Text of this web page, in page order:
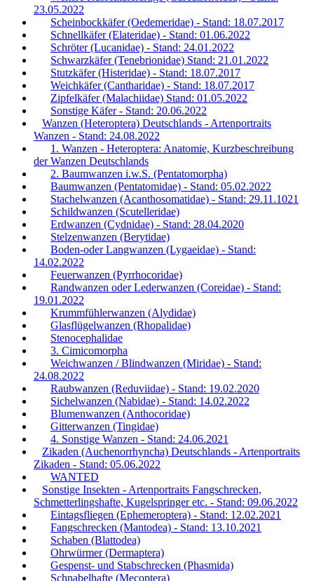
23.05.2022
Scheinbockkäfer (Oedemeridae) - Stand: 18.07.2017
Schnellkäfer (Elateridae) - Stand: 01.06.2022
Schröter (Lucanidae) - Stand: 24.01.2022
Schwarzkäfer (Tenebrionidae) Stand: 21.01.2022
Stutzkäfer (Histeridae) - Stand: 18.07.2017
Weichkäfer (Cantharidae) - Stand: 18.07.2017
Zipfelkäfer (Malachiidae) Stand: 01.05.2022
Sonstige Käfer - Stand: 20.06.2022
Wanzen (Heteroptera) Deutschlands - Artenportraits
Wanzen - Stand: 24.08.2022
1. Wanzen - Heteroptera: Anatomie, Kurzbeschreibung
der Wanzen Deutschlands
2. Baumwanzen i.w.S. (Pentatomorpha)
Baumwanzen (Pentatomidae) - Stand: 05.02.2022
Stachelwanzen (Acanthosomatidae) - Stand: 29.11.1021
Schildwanzen (Scutelleridae)
Erdwanzen (Cydnidae) - Stand: 28.04.2020
Stelzenwanzen (Berytidae)
Boden-oder Langwanzen (Lygaeidae) - Stand:
14.02.2022
Feuerwanzen (Pyrrhocoridae)
Randwanzen oder Lederwanzen (Coreidae) - Stand:
19.01.2022
Krummfühlerwanzen (Alydidae)
Glasflügelwanzen (Rhopalidae)
Stenocephalidae
3. Cimicomorpha
Weichwanzen / Blindwanzen (Miridae) - Stand:
24.08.2022
Raubwanzen (Reduviidae) - Stand: 19.02.2020
Sichelwanzen (Nabidae) - Stand: 14.02.2022
Blumenwanzen (Anthocoridae)
Gitterwanzen (Tingidae)
4. Sonstige Wanzen - Stand: 24.06.2021
Zikaden (Auchenorrhyncha) Deutschlands - Artenportraits
Zikaden - Stand: 05.06.2022
WANTED
Sonstige Insekten - Artenportraits Fangschrecken,
Schmetterlingshafte, Kugelspringer etc. - Stand: 09.06.2022
Eintagsfliegen (Ephemeroptera) - Stand: 12.02.2021
Fangschrecken (Mantodea) - Stand: 13.10.2021
Schaben (Blattodea)
Ohrwürmer (Dermaptera)
Gespenst- und Stabschrecken (Phasmida)
Schnabelhafte (Mecoptera)